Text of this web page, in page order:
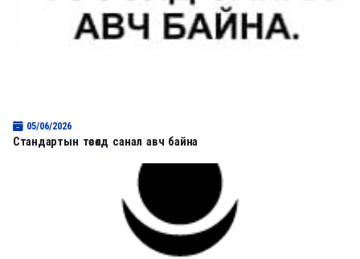
05/06/2026
Стандартын төсөлд санал авч байна